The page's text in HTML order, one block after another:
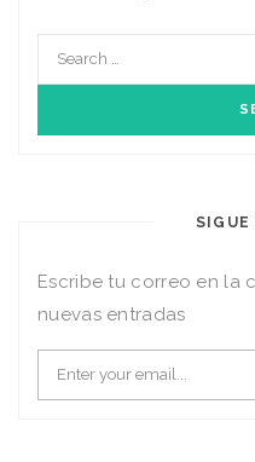
SIGUE
Escribe tu correo en la
nuevas entradas